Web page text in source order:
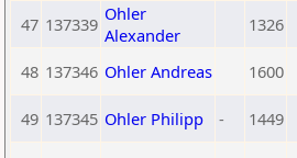
47 137339 Ohler
Alexander
1326
48 137346 Ohler Andreas 1600
49 137345 Ohler Philipp - 1449